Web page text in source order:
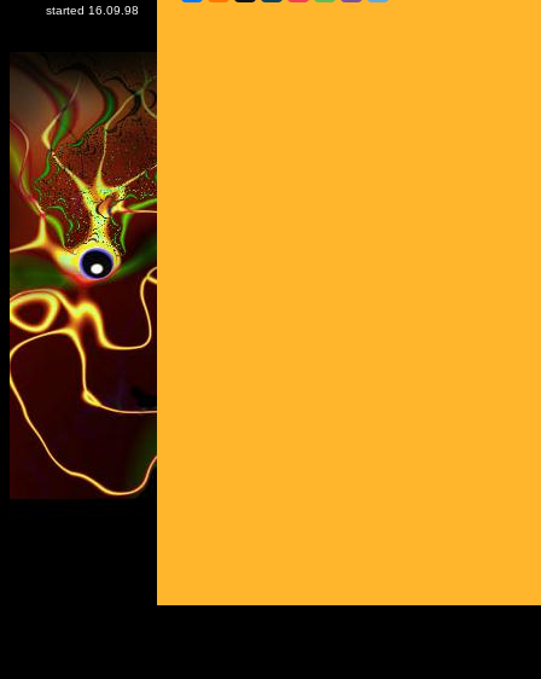
started 16.09.98